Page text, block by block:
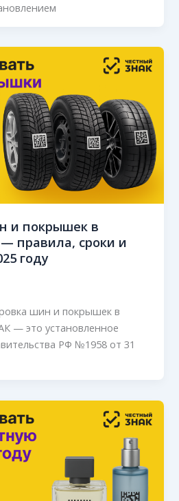
и покрышек в
правила, сроки и
году
шин и покрышек в
— это установленное
РФ №1958 от 31